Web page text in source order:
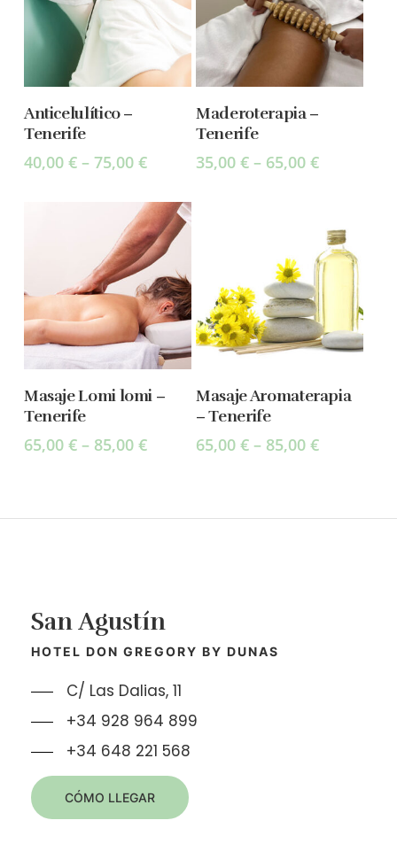
Select Options
Anticelulítico –
Tenerife
40,00 €– 75,00 €
Select Options
Maderoterapia –
Tenerife
35,00€ – 65,00€
Select Options
Masaje Lomi lomi –
Tenerife
65,00 €– 85,00 €
Select Options
Masaje Aromaterapia
– Tenerife
65,00€ – 85,00€
San Agustín
HOTEL DON GREGORY BY DUNAS
C/ Las Dalias, 11
+34 928 964 899
+34 648 221 568
CÓMO LLEGAR